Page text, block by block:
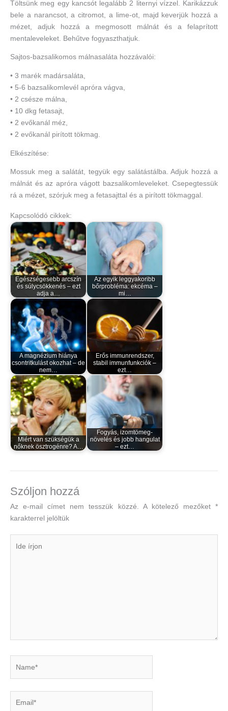
Töltsünk meg egy kancsót legalább 2 liternyi vízzel. Karikázzuk
bele a narancsot, a citromot, a lime-ot, majd keverjük hozzá a
mézet, adjuk hozzá a megmosott málnát és a felaprított
mentaleveleket. Behűtve fogyaszthatjuk.
Sajtos-bazsalikomos málnasaláta hozzávalói:
• 3 marék madársaláta,
• 5-6 bazsalikomlevél apróra vágva,
• 2 csésze málna,
• 10 dkg fetasajt,
• 2 evőkanál méz,
• 2 evőkanál pirított tökmag.
Elkészítése:
Mossuk meg a salátát, tegyük egy salátástálba. Adjuk hozzá a
málnát és az apróra vágott bazsalikomleveleket. Csepegtessük
rá a mézet, szórjuk meg a fetasajttal és a pirított tökmaggal.
Kapcsolódó cikkek:
Egészségesebb arcszín
és súlycsökkenés – ezt
adja a…
Az egyik leggyakoribb
bőrprobléma: ekcéma –
mi…
A magnézium hiánya
csontritkulást okozhat – de
nem…
Erős immunrendszer,
stabil immunfunkciók –
ezt…
Miért van szükségük a
nőknek ösztrogénre? A…
Fogyás, izomtömeg-
növelés és jobb hangulat
– ezt…
Szóljon hozzá
Az e-mail címet nem tesszük közzé. A kötelező mezőket*
karakterrel jelöltük